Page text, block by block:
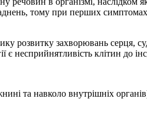
тому при перших
розвитку захворювань серця,
несприйнятливість клітин до
та навколо внутрішніх